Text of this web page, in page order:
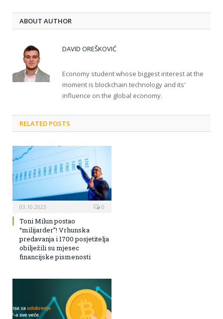
ABOUT AUTHOR
DAVID OREŠKOVIĆ
Economy student whose biggest interest at the
moment is blockchain technology and its'
influence on the global economy.
RELATED POSTS
03.10.2023 0
Toni Milun postao
“milijarder”! Vrhunska
predavanja i 1700 posjetitelja
obilježili su mjesec
financijske pismenosti